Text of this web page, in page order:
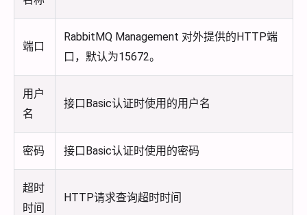
端口
RabbitMQ Management 对外提供的HTTP端
口，默认为15672。
用户
名
接口Basic认证时使用的用户名
密码 接口Basic认证时使用的密码
超时
时间
HTTP请求查询超时时间